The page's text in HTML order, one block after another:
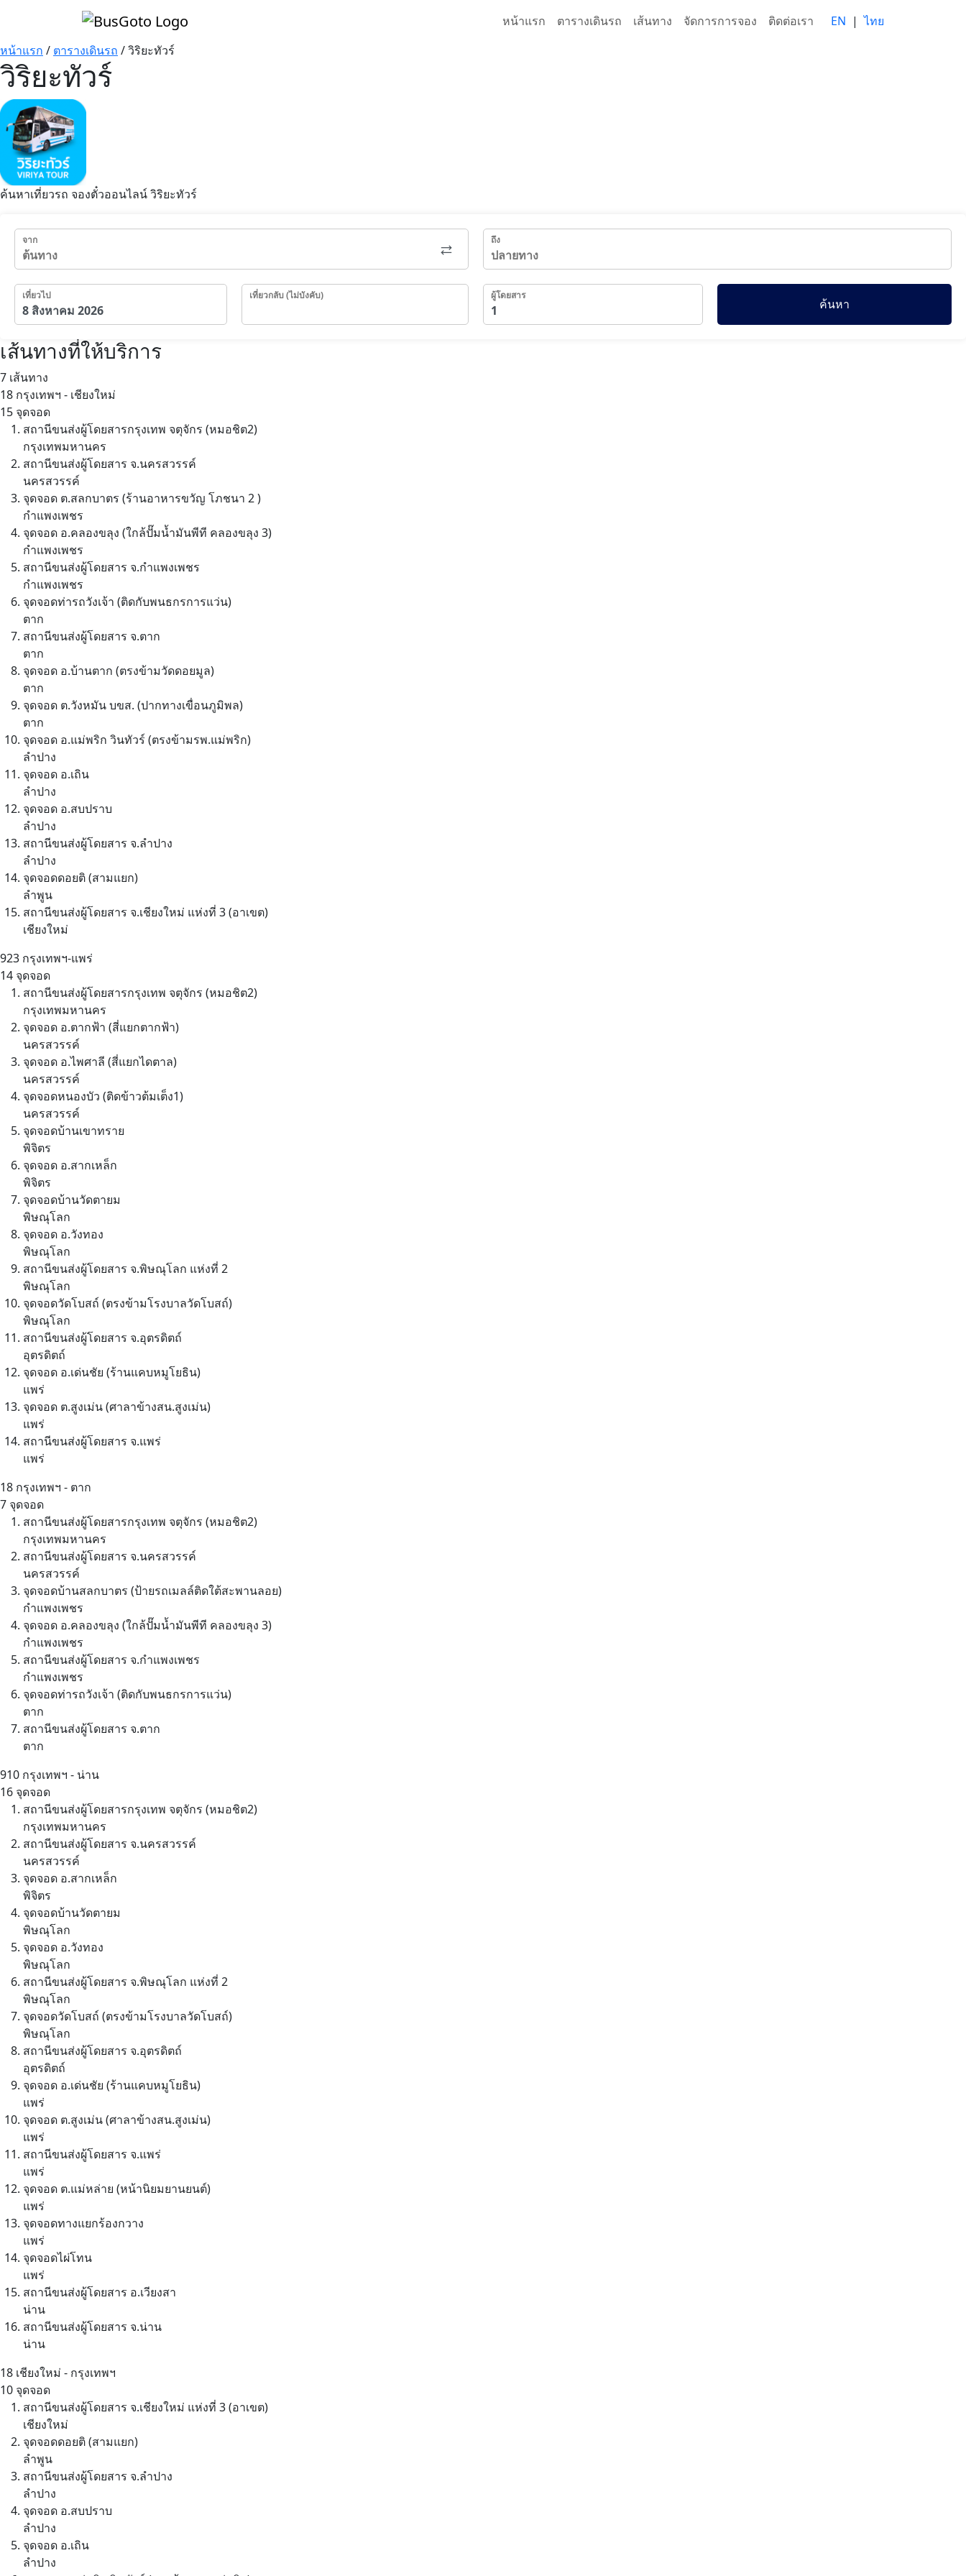
หน้าแรก ตารางเดินรถ เส้นทาง จัดการการจอง ติดต่อเรา EN | ไทย
หน้าแรก / ตารางเดินรถ /วิริยะทัวร์
วิริยะทัวร์
ค้นหาเที่ยวรถ จองตั๋วออนไลน์ วิริยะทัวร์
จาก ถึง
เที่ยวไป เที่ยวกลับ (ไม่บังคับ) ผู้โดยสาร
ค้นหา
เส้นทางที่ให้บริการ
7 เส้นทาง
18 กรุงเทพฯ - เชียงใหม่
15 จุดจอด
สถานีขนส่งผู้โดยสารกรุงเทพ จตุจักร (หมอชิต2)
กรุงเทพมหานคร
สถานีขนส่งผู้โดยสาร จ.นครสวรรค์
นครสวรรค์
จุดจอด ต.สลกบาตร (ร้านอาหารขวัญ โภชนา 2 )
กำแพงเพชร
จุดจอด อ.คลองขลุง (ใกล้ปั๊มน้ำมันพีที คลองขลุง 3)
กำแพงเพชร
สถานีขนส่งผู้โดยสาร จ.กำแพงเพชร
กำแพงเพชร
จุดจอดท่ารถวังเจ้า (ติดกับพนธกรการแว่น)
ตาก
สถานีขนส่งผู้โดยสาร จ.ตาก
ตาก
จุดจอด อ.บ้านตาก (ตรงข้ามวัดดอยมูล)
ตาก
จุดจอด ต.วังหมัน บขส. (ปากทางเขื่อนภูมิพล)
ตาก
จุดจอด อ.แม่พริก วินทัวร์ (ตรงข้ามรพ.แม่พริก)
ลำปาง
จุดจอด อ.เถิน
ลำปาง
จุดจอด อ.สบปราบ
ลำปาง
สถานีขนส่งผู้โดยสาร จ.ลำปาง
ลำปาง
จุดจอดดอยติ (สามแยก)
ลำพูน
สถานีขนส่งผู้โดยสาร จ.เชียงใหม่ แห่งที่ 3 (อาเขต)
เชียงใหม่
923 กรุงเทพฯ-แพร่
14 จุดจอด
สถานีขนส่งผู้โดยสารกรุงเทพ จตุจักร (หมอชิต2)
กรุงเทพมหานคร
จุดจอด อ.ตากฟ้า (สี่แยกตากฟ้า)
นครสวรรค์
จุดจอด อ.ไพศาลี (สี่แยกไดตาล)
นครสวรรค์
จุดจอดหนองบัว (ติดข้าวต้มเต็ง1)
นครสวรรค์
จุดจอดบ้านเขาทราย
พิจิตร
จุดจอด อ.สากเหล็ก
พิจิตร
จุดจอดบ้านวัดตายม
พิษณุโลก
จุดจอด อ.วังทอง
พิษณุโลก
สถานีขนส่งผู้โดยสาร จ.พิษณุโลก แห่งที่ 2
พิษณุโลก
จุดจอดวัดโบสถ์ (ตรงข้ามโรงบาลวัดโบสถ์)
พิษณุโลก
สถานีขนส่งผู้โดยสาร จ.อุตรดิตถ์
อุตรดิตถ์
จุดจอด อ.เด่นชัย (ร้านแคบหมูโยธิน)
แพร่
จุดจอด ต.สูงเม่น (ศาลาข้างสน.สูงเม่น)
แพร่
สถานีขนส่งผู้โดยสาร จ.แพร่
แพร่
18 กรุงเทพฯ - ตาก
7 จุดจอด
สถานีขนส่งผู้โดยสารกรุงเทพ จตุจักร (หมอชิต2)
กรุงเทพมหานคร
สถานีขนส่งผู้โดยสาร จ.นครสวรรค์
นครสวรรค์
จุดจอดบ้านสลกบาตร (ป้ายรถเมลล์ติดใต้สะพานลอย)
กำแพงเพชร
จุดจอด อ.คลองขลุง (ใกล้ปั๊มน้ำมันพีที คลองขลุง 3)
กำแพงเพชร
สถานีขนส่งผู้โดยสาร จ.กำแพงเพชร
กำแพงเพชร
จุดจอดท่ารถวังเจ้า (ติดกับพนธกรการแว่น)
ตาก
สถานีขนส่งผู้โดยสาร จ.ตาก
ตาก
910 กรุงเทพฯ - น่าน
16 จุดจอด
สถานีขนส่งผู้โดยสารกรุงเทพ จตุจักร (หมอชิต2)
กรุงเทพมหานคร
สถานีขนส่งผู้โดยสาร จ.นครสวรรค์
นครสวรรค์
จุดจอด อ.สากเหล็ก
พิจิตร
จุดจอดบ้านวัดตายม
พิษณุโลก
จุดจอด อ.วังทอง
พิษณุโลก
สถานีขนส่งผู้โดยสาร จ.พิษณุโลก แห่งที่ 2
พิษณุโลก
จุดจอดวัดโบสถ์ (ตรงข้ามโรงบาลวัดโบสถ์)
พิษณุโลก
สถานีขนส่งผู้โดยสาร จ.อุตรดิตถ์
อุตรดิตถ์
จุดจอด อ.เด่นชัย (ร้านแคบหมูโยธิน)
แพร่
จุดจอด ต.สูงเม่น (ศาลาข้างสน.สูงเม่น)
แพร่
สถานีขนส่งผู้โดยสาร จ.แพร่
แพร่
จุดจอด ต.แม่หล่าย (หน้านิยมยานยนต์)
แพร่
จุดจอดทางแยกร้องกวาง
แพร่
จุดจอดไผ่โทน
แพร่
สถานีขนส่งผู้โดยสาร อ.เวียงสา
น่าน
สถานีขนส่งผู้โดยสาร จ.น่าน
น่าน
18 เชียงใหม่ - กรุงเทพฯ
10 จุดจอด
สถานีขนส่งผู้โดยสาร จ.เชียงใหม่ แห่งที่ 3 (อาเขต)
เชียงใหม่
จุดจอดดอยติ (สามแยก)
ลำพูน
สถานีขนส่งผู้โดยสาร จ.ลำปาง
ลำปาง
จุดจอด อ.สบปราบ
ลำปาง
จุดจอด อ.เถิน
ลำปาง